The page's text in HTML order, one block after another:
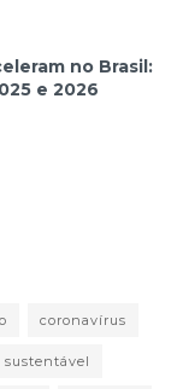
no Brasil:
e 2026
coronavírus